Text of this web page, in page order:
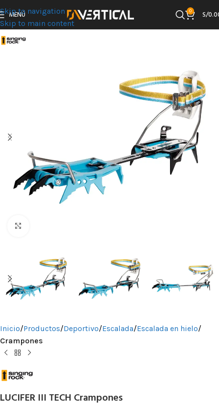
Skip to navigation
Skip to main content
MENÚ 0 S/
Inicio Productos Deportivo Escalada Escalada en hielo
Crampones
LUCIFER III TECH Crampones